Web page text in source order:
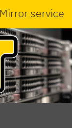
Mirror service